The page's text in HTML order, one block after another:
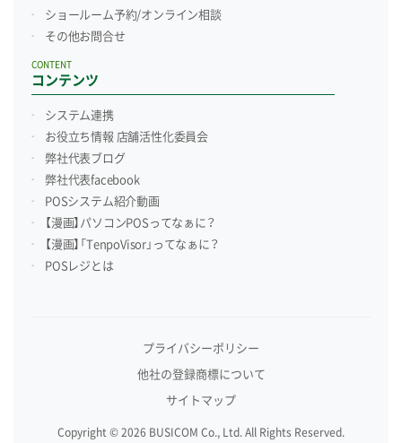
ショールーム予約/オンライン相談
その他お問合せ
コンテンツ
CONTENT
システム連携
お役立ち情報 店舗活性化委員会
弊社代表ブログ
弊社代表facebook
POSシステム紹介動画
【漫画】パソコンPOSってなぁに？
【漫画】「TenpoVisor」ってなぁに？
POSレジとは
プライバシーポリシー
他社の登録商標について
サイトマップ
Copyright © 2026 BUSICOM Co., Ltd. All Rights Reserved.